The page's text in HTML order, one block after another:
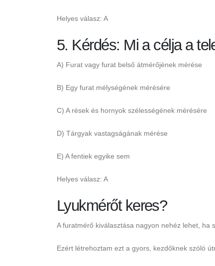
Helyes válasz: A
5. Kérdés: Mi a célja a
A) Furat vagy furat belső átmérőjének mérése
B) Egy furat mélységének mérésére
C) A rések és hornyok szélességének mérésére
D) Tárgyak vastagságának mérése
E) A fentiek egyike sem
Helyes válasz: A
Lyukmérőt keres?
A furatmérő kiválasztása nagyon nehéz lehet, ha
Ezért létrehoztam ezt a gyors, kezdőknek szóló